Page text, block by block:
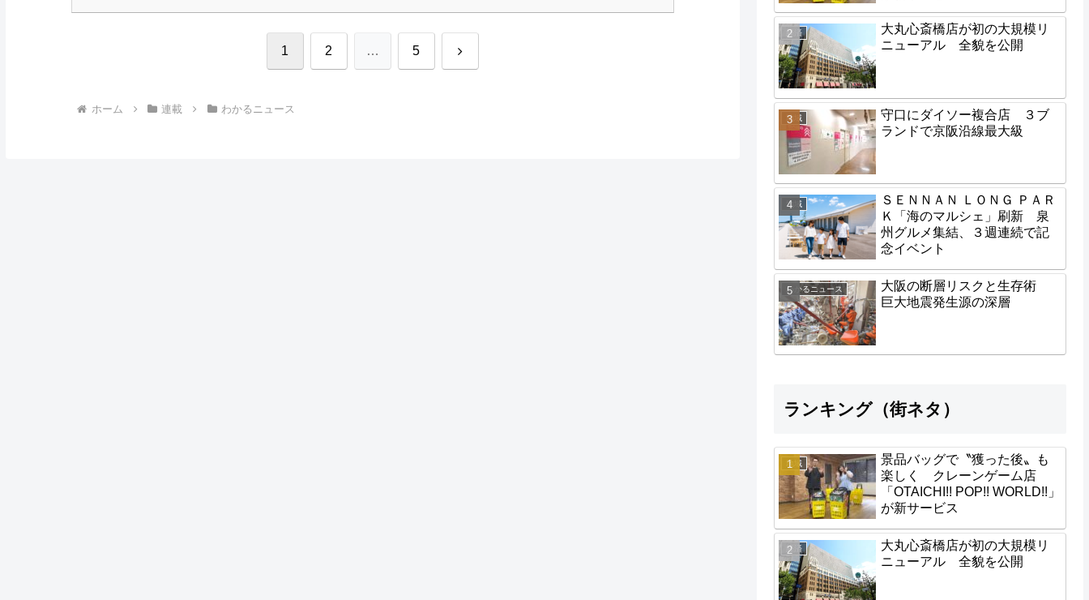
1 2 … 5 次
ホーム 連載 わかるニュース
経済
大丸心斎橋店が初の大規模リ
ニューアル 全貌を公開
地域
守口にダイソー複合店 ３ブ
ランドで京阪沿線最大級
地域
ＳＥＮＮＡＮ ＬＯＮＧ ＰＡＲ
Ｋ「海のマルシェ」刷新 泉
州グルメ集結、３週連続で記
念イベント
わかるニュース
大阪の断層リスクと生存術
巨大地震発生源の深層
ランキング（街ネタ）
地域
景品バッグで〝獲った後〟も
楽しく クレーンゲーム店
「OTAICHI!! POP!! WORLD!!」
が新サービス
経済
大丸心斎橋店が初の大規模リ
ニューアル 全貌を公開